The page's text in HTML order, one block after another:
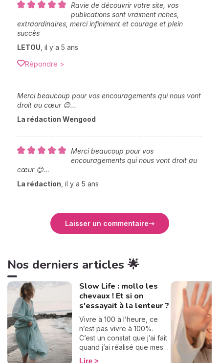
Ravie de découvrir votre site, vos
publications sont vraiment riches,
extraordinaires, merci infiniment et courage et plein
succès
LETOU il y a 5 ans
Répondre >
Merci beaucoup pour vos encouragements qui nous vont
droit au cœur 😊...
La rédaction Wengood
Merci beaucoup pour vos
encouragements qui nous vont droit au
cœur 😊...
La rédaction il y a 5 ans
Laisser un commentaire
Nos derniers articles 🌟
Slow Life : mollo les
chevaux ! Et si on
s'essayait à la lenteur ?
Vivre à 100 à l’heure, ce
n’est pas vivre à 100%.
C’est un constat que j’ai fait
quand j’ai réalisé que mes
journées se ressemblaient
Lire